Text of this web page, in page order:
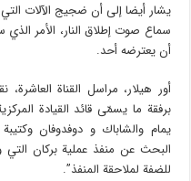
يشار أيضا إلى أن ضجيج الآلات
سماع صوت إطلاق النار، الأمر
أن يعترضه أحد.
أور هيلار، مراسل القناة
برفقة ما يسمّى قائد القيادة
يمام والشاباك و دوفدوفان
البحث عن منفذ عملية بركان
للضفة لملاحقة المنفذ”.